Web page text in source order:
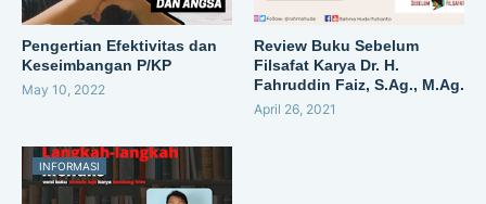
Pengertian Efektivitas dan
Keseimbangan P/KP
May 10, 2022
Review Buku Sebelum
Filsafat Karya Dr. H.
Fahruddin Faiz, S.Ag., M.Ag.
April 26, 2021
INFORMASI